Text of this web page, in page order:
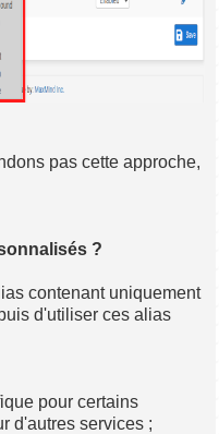
pas cette approche,
?
contenant uniquement
d'utiliser ces alias
pour certains
d'autres services ;